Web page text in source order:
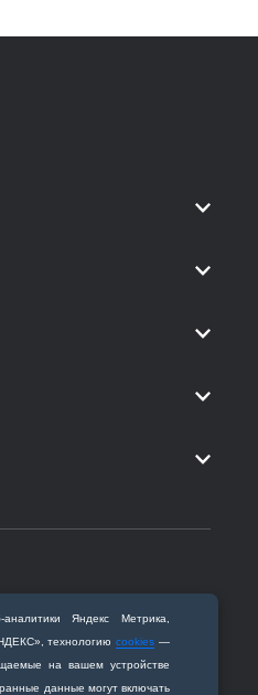
Яндекс Метрика,
технологиюcookies —
на вашем устройстве
данные могут включать
Горького, 95